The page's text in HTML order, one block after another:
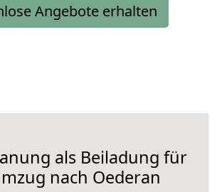
Angebote erhalten
als Beiladung für
nach Oederan